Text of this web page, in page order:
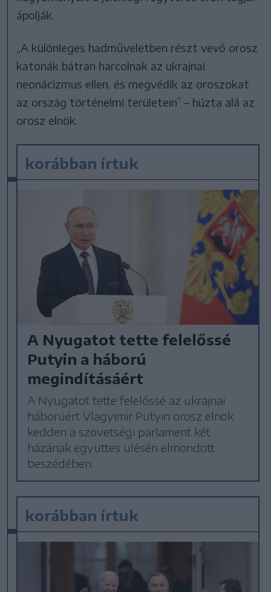
ápolják.
„A különleges hadműveletben részt vevő orosz
katonák bátran harcolnak az ukrajnai
neonácizmus ellen, és megvédik az oroszokat
az ország történelmi területein” – húzta alá az
orosz elnök.
korábban írtuk
A Nyugatot tette felelőssé
Putyin a háború
megindításáért
A Nyugatot tette felelőssé az ukrajnai
háborúért Vlagyimir Putyin orosz elnök
kedden a szövetségi parlament két
házának együttes ülésén elmondott
beszédében.
korábban írtuk